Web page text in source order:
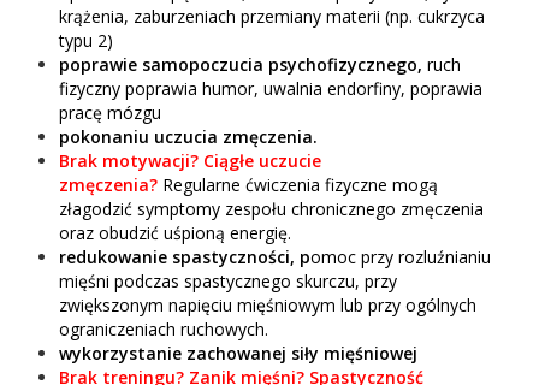
krążenia, zaburzeniach przemiany materii (np. cukrzyca
typu 2)
poprawie samopoczucia psychofizycznego, ruch
fizyczny poprawia humor, uwalnia endorfiny, poprawia
pracę mózgu
pokonaniu uczucia zmęczenia.
Brak motywacji? Ciągłe uczucie
zmęczenia? Regularne ćwiczenia fizyczne mogą
złagodzić symptomy zespołu chronicznego zmęczenia
oraz obudzić uśpioną energię.
redukowanie spastyczności, pomoc przy rozluźnianiu
mięśni podczas spastycznego skurczu, przy
zwiększonym napięciu mięśniowym lub przy ogólnych
ograniczeniach ruchowych.
wykorzystanie zachowanej siły mięśniowej
Brak treningu? Zanik mięśni? Spastyczność